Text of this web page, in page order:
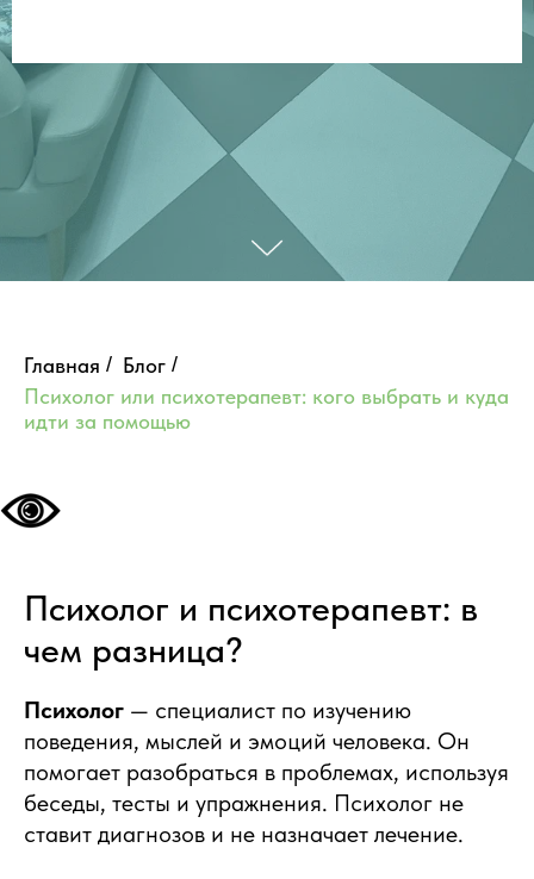
Главная / Блог /
Психолог или психотерапевт: кого выбрать и куда
идти за помощью
Психолог и психотерапевт: в
чем разница?
Психолог — специалист по изучению
поведения, мыслей и эмоций человека. Он
помогает разобраться в проблемах, используя
беседы, тесты и упражнения. Психолог не
ставит диагнозов и не назначает лечение.